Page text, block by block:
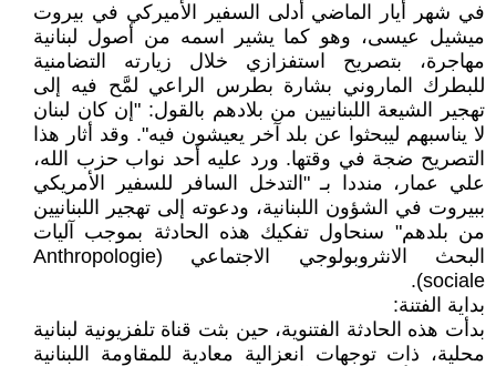
في شهر أيار الماضي أدلى السفير الأميركي في بيروت
ميشيل عيسى، وهو كما يشير اسمه من أصول لبنانية
مهاجرة، بتصريح استفزازي خلال زيارته التضامنية
للبطرك الماروني بشارة بطرس الراعي لمَّح فيه إلى
تهجير الشيعة اللبنانيين من بلادهم بالقول: "إن كان لبنان
لا يناسبهم ليبحثوا عن بلد آخر يعيشون فيه". وقد أثار هذا
التصريح ضجة في وقتها. ورد عليه أحد نواب حزب الله،
علي عمار، منددا بـ "التدخل السافر للسفير الأمريكي
ببيروت في الشؤون اللبنانية، ودعوته إلى تهجير اللبنانيين
من بلدهم" سنحاول تفكيك هذه الحادثة بموجب آليات
البحث الانثروبولوجي الاجتماعي (Anthropologie
sociale).
بداية الفتنة:
بدأت هذه الحادثة الفتنوية، حين بثت قناة تلفزيونية لبنانية
محلية، ذات توجهات انعزالية معادية للمقاومة اللبنانية